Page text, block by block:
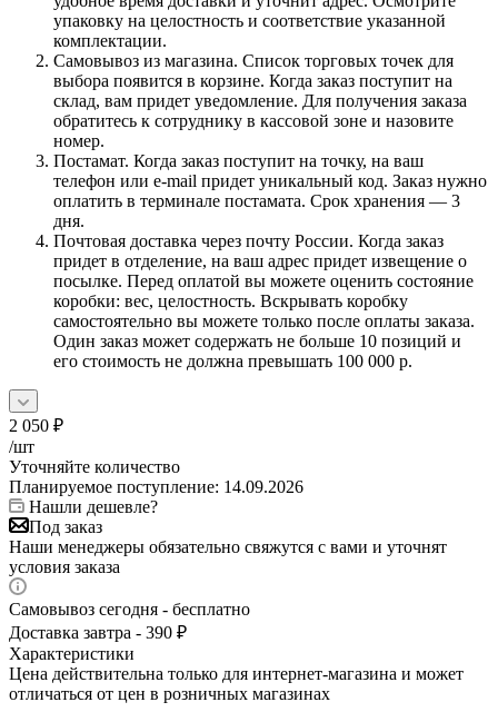
упаковку на целостность и соответствие указанной
комплектации.
Самовывоз из магазина. Список торговых точек для
выбора появится в корзине. Когда заказ поступит на
склад, вам придет уведомление. Для получения заказа
обратитесь к сотруднику в кассовой зоне и назовите
номер.
Постамат. Когда заказ поступит на точку, на ваш
телефон или e-mail придет уникальный код. Заказ нужно
оплатить в терминале постамата. Срок хранения — 3
дня.
Почтовая доставка через почту России. Когда заказ
придет в отделение, на ваш адрес придет извещение о
посылке. Перед оплатой вы можете оценить состояние
коробки: вес, целостность. Вскрывать коробку
самостоятельно вы можете только после оплаты заказа.
Один заказ может содержать не больше 10 позиций и
его стоимость не должна превышать 100 000 р.
2 050 ₽
/шт
Уточняйте количество
Планируемое поступление: 14.09.2026
Нашли дешевле?
Под заказ
Наши менеджеры обязательно свяжутся с вами и уточнят
условия заказа
Самовывоз сегодня - бесплатно
Доставка завтра - 390 ₽
Характеристики
Цена действительна только для интернет-магазина и может
отличаться от цен в розничных магазинах